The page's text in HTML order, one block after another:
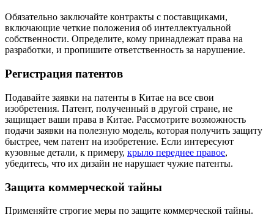
Обязательно заключайте контракты с поставщиками,
включающие четкие положения об интеллектуальной
собственности. Определите, кому принадлежат права на
разработки, и пропишите ответственность за нарушение.
Регистрация патентов
Подавайте заявки на патенты в Китае на все свои
изобретения. Патент, полученный в другой стране, не
защищает ваши права в Китае. Рассмотрите возможность
подачи заявки на полезную модель, которая получить защиту
быстрее, чем патент на изобретение. Если интересуют
кузовные детали, к примеру, крыло переднее правое,
убедитесь, что их дизайн не нарушает чужие патенты.
Защита коммерческой тайны
Применяйте строгие меры по защите коммерческой тайны.